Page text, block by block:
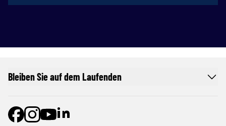
Bleiben Sie auf dem Laufenden